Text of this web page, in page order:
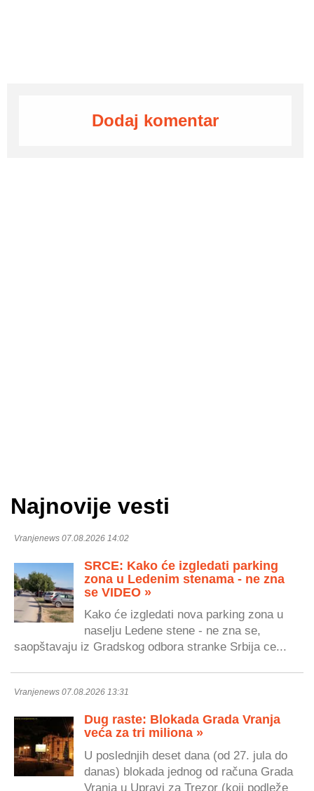
Dodaj komentar
Najnovije vesti
Vranjenews 07.08.2026 14:02
SRCE: Kako će izgledati parking
zona u Ledenim stenama - ne zna
se VIDEO »
Kako će izgledati nova parking zona u
naselju Ledene stene - ne zna se,
saopštavaju iz Gradskog odbora stranke Srbija ce...
Vranjenews 07.08.2026 13:31
Dug raste: Blokada Grada Vranja
veća za tri miliona »
U poslednjih deset dana (od 27. jula do
danas) blokada jednog od računa Grada
Vranja u Upravi za Trezor (koji podleže